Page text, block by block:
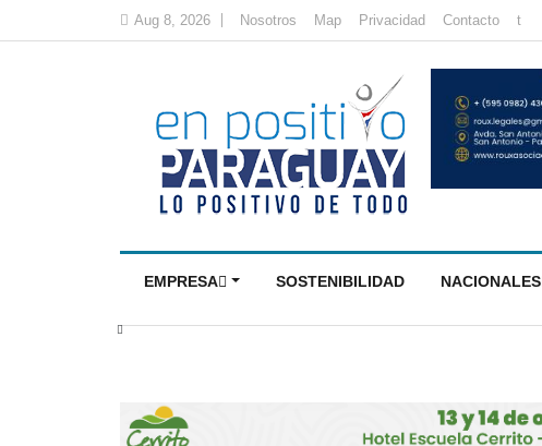
Aug 8, 2026 Nosotros Map Privacidad Contacto t
EMPRESA SOSTENIBILIDAD NACIONALES